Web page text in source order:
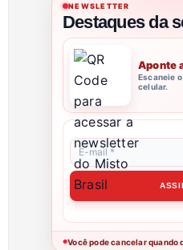
NEWSLETTER
Destaques da
Aponte
Escaneie
celular.
●Você pode cancelar quando